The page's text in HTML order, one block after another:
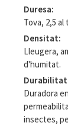
Duresa
Tova, 2,5
Densitat
Lleugera,
d'humitat.
Durabilitat
Duradora
insectes,